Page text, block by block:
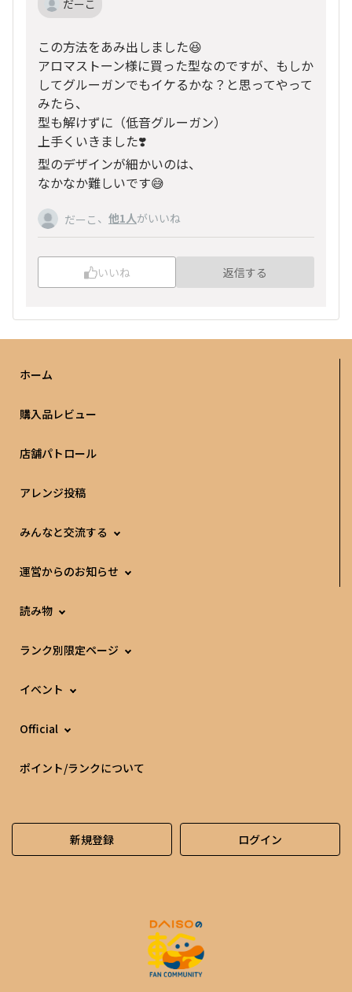
だーこ
この方法をあみ出しました😆
アロマストーン様に買った型なのですが、もしか
してグルーガンでもイケるかな？と思ってやって
みたら、
型も解けずに（低音グルーガン）
上手くいきました❣️
型のデザインが細かいのは、
なかなか難しいです😅
だーこ 、 他1人がいいね
いいね 返信する
ホーム
購入品レビュー
店舗パトロール
アレンジ投稿
みんなと交流する
運営からのお知らせ
読み物
ランク別限定ページ
イベント
Official
ポイント/ランクについて
新規登録 ログイン